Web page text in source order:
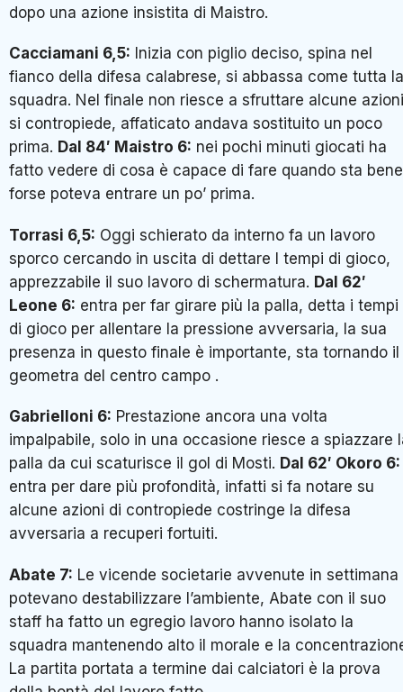
dopo una azione insistita di Maistro.
Cacciamani 6,5: Inizia con piglio deciso, spina nel
fianco della difesa calabrese, si abbassa come tutta la
squadra. Nel finale non riesce a sfruttare alcune azioni
si contropiede, affaticato andava sostituito un poco
prima. Dal 84′ Maistro 6: nei pochi minuti giocati ha
fatto vedere di cosa è capace di fare quando sta
forse poteva entrare un po’ prima.
Torrasi 6,5: Oggi schierato da interno fa un lavoro
sporco cercando in uscita di dettare I tempi di gioco,
apprezzabile il suo lavoro di schermatura. Dal 62′
Leone 6: entra per far girare più la palla, detta i tempi
di gioco per allentare la pressione avversaria, la sua
presenza in questo finale è importante, sta tornando il
geometra del centro campo .
Gabrielloni 6: Prestazione ancora una volta
impalpabile, solo in una occasione riesce a spiazzare
palla da cui scaturisce il gol di Mosti. Dal 62′ Okoro 6:
entra per dare più profondità, infatti si fa notare su
alcune azioni di contropiede costringe la difesa
avversaria a recuperi fortuiti.
Abate 7: Le vicende societarie avvenute in settimana
potevano destabilizzare l’ambiente, Abate con il suo
staff ha fatto un egregio lavoro hanno isolato la
squadra mantenendo alto il morale e la
La partita portata a termine dai calciatori è la prova